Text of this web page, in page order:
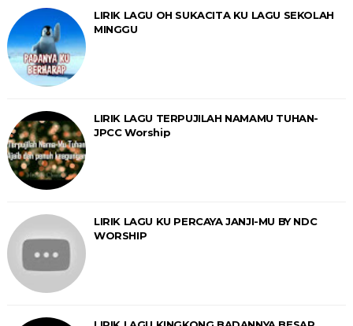
LIRIK LAGU OH SUKACITA KU LAGU SEKOLAH
MINGGU
LIRIK LAGU TERPUJILAH NAMAMU TUHAN-
JPCC Worship
LIRIK LAGU KU PERCAYA JANJI-MU BY NDC
WORSHIP